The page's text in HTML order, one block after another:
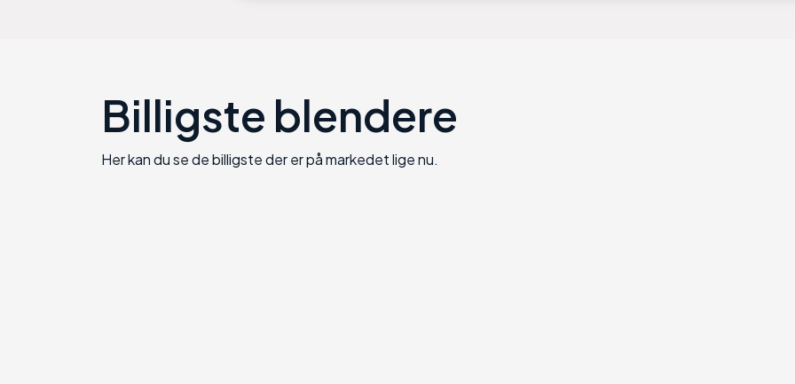
Billigste blendere
Her kan du se de billigste der er på markedet lige nu.